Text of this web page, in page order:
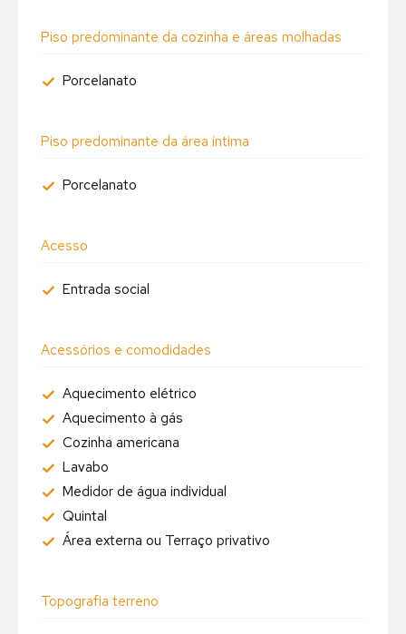
Piso predominante da cozinha e áreas molhadas
Porcelanato
Piso predominante da área íntima
Porcelanato
Acesso
Entrada social
Acessórios e comodidades
Aquecimento elétrico
Aquecimento à gás
Cozinha americana
Lavabo
Medidor de água individual
Quintal
Área externa ou Terraço privativo
Topografia terreno